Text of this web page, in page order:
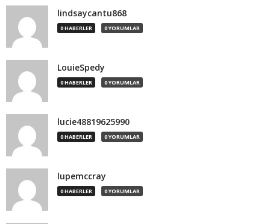
lindsaycantu868
0 HABERLER 0 YORUMLAR
LouieSpedy
0 HABERLER 0 YORUMLAR
lucie48819625990
0 HABERLER 0 YORUMLAR
lupemccray
0 HABERLER 0 YORUMLAR